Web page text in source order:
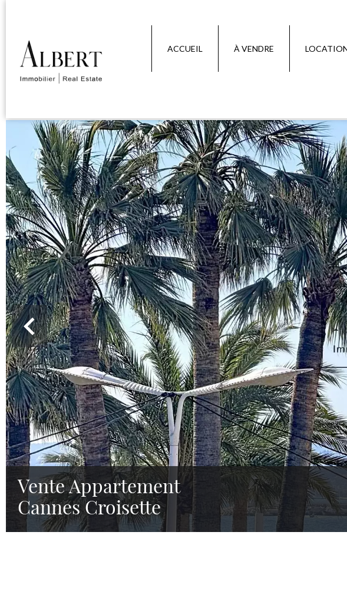
ACCUEIL À VENDRE
Vente Appartement
Cannes Croisette